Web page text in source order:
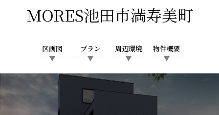
MORES池田市満寿美町
区画図 プラン 周辺環境 物件概要